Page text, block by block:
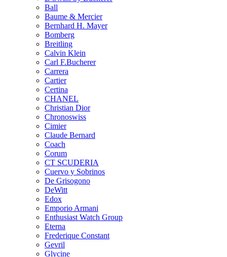
Ball
Baume & Mercier
Bernhard H. Mayer
Bomberg
Breitling
Calvin Klein
Carl F.Bucherer
Carrera
Cartier
Certina
CHANEL
Christian Dior
Chronoswiss
Cimier
Claude Bernard
Coach
Corum
CT SCUDERIA
Cuervo y Sobrinos
De Grisogono
DeWitt
Edox
Emporio Armani
Enthusiast Watch Group
Eterna
Frederique Constant
Gevril
Glycine